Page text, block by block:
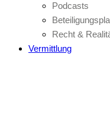
Podcasts
Recht &
Vermittlung